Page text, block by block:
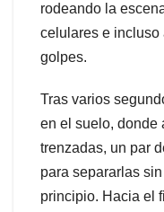
rodeando la
celulares e incluso
golpes.
Tras varios
en el suelo, donde
trenzadas, un par
para separarlas
principio. Hacia el